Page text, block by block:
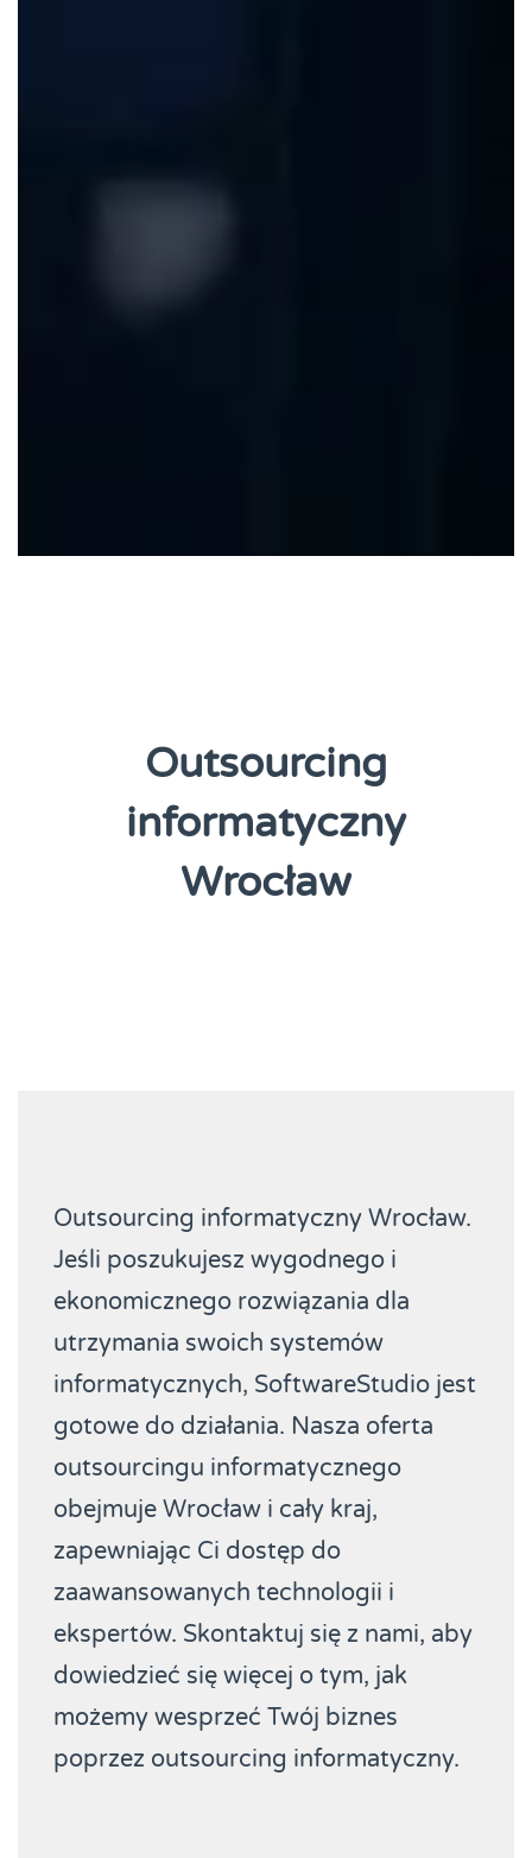
Outsourcing
informatyczny
Wrocław
Outsourcing informatyczny Wrocław.
Jeśli poszukujesz wygodnego i
ekonomicznego rozwiązania dla
utrzymania swoich systemów
informatycznych, SoftwareStudio jest
gotowe do działania. Nasza oferta
outsourcingu informatycznego
obejmuje Wrocław i cały kraj,
zapewniając Ci dostęp do
zaawansowanych technologii i
ekspertów. Skontaktuj się z nami, aby
dowiedzieć się więcej o tym, jak
możemy wesprzeć Twój biznes
poprzez outsourcing informatyczny.